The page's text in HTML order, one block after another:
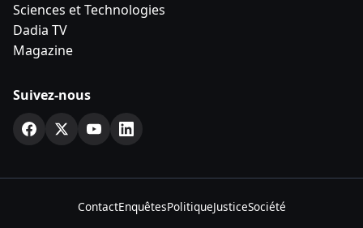
Sciences et Technologies
Dadia TV
Magazine
Suivez-nous
ContactEnquêtesPolitiqueJusticeSociété